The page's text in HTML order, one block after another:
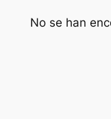
No se han